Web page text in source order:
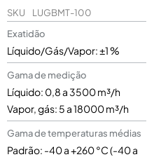
SKU
LUGBMT-100
Exatidão
Líquido/Gás/Vapor: ±1 %
Gama de medição
Líquido: 0,8 a 3500 m³/h
Vapor, gás: 5 a 18000 m³/h
Gama de temperaturas médias
Padrão: -40 a +260 °C (-40 a